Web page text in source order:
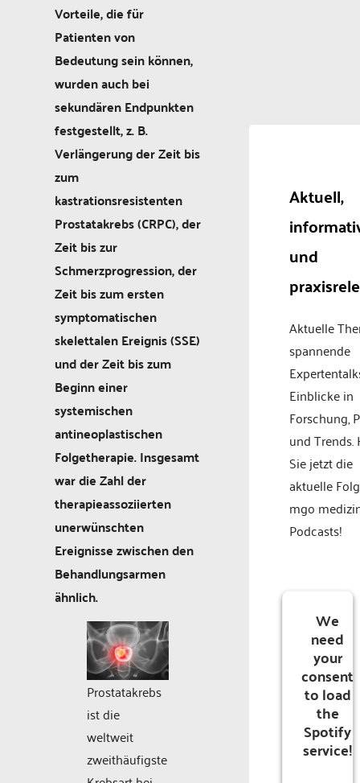
Vorteile, die für
Patienten von
Bedeutung sein können,
wurden auch bei
sekundären Endpunkten
festgestellt, z. B.
Verlängerung der Zeit bis
zum
kastrationsresistenten
Prostatakrebs (CRPC), der
Zeit bis zur
Schmerzprogression, der
Zeit bis zum ersten
symptomatischen
skelettalen Ereignis (SSE)
und der Zeit bis zum
Beginn einer
systemischen
antineoplastischen
Folgetherapie. Insgesamt
war die Zahl der
therapieassoziierten
unerwünschten
Ereignisse zwischen den
Behandlungsarmen
ähnlich.
Prostatakrebs
ist die
weltweit
zweithäufigste
Aktuell,
und
Aktuelle
spannende
Einblicke in
Forschung,
und Trends.
Sie jetzt die
aktuelle
mgo
Podcasts!
We
need
your
consent
to load
the
Spotify
service!